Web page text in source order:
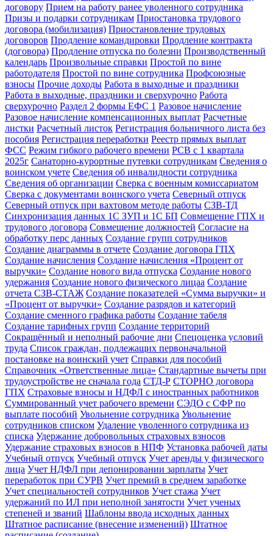
договору Прием на работу ранее уволенного сотрудника
Призы и подарки сотрудникам Приостановка трудового
договора (мобилизация) Приостановление трудовых
договоров Продление командировки Продление контракта
(договора) Продление отпуска по болезни Производственный
календарь Произвольные справки Простой по вине
работодателя Простой по вине сотрудника Профсоюзные
взносы Прочие доходы Работа в выходные и праздники
Работа в выходные, праздники и сверхурочно Работа
сверхурочно Раздел 2 формы ЕФС 1 Разовое начисление
Разовое начисление компенсационных выплат Расчетные
листки Расчетный листок Регистрация больничного листа без
пособия Регистрация переработки Реестр прямых выплат
ФСС Режим гибкого рабочего времени РСВ с 1 квартала
2025г Санаторно-курортные путевки сотрудникам Сведения о
воинском учете Сведения об инвалидности сотрудника
Сведения об организации Сверка с военным комиссариатом
Сверка с документами воинского учета Северный отпуск
Северный отпуск при вахтовом методе работы СЗВ-ТД
Синхронизация данных 1С ЗУП и 1С БП Совмещение ГПХ и
трудового договора Совмещение должностей Согласие на
обработку перс данных Создание групп сотрудников
Создание диаграммы в отчете Создание договора ГПХ
Создание начисления Создание начисления «Процент от
выручки» Создание нового вида отпуска Создание нового
удержания Создание нового физического лицаа Создание
отчета СЗВ-СТАЖ Создание показателей «Сумма выручки» и
«Процент от выручки» Создание разрядов и категорий
Создание сменного графика работы Создание табеля
Создание тарифных групп Создание территорий
Сокращённый и неполный рабочие дни Спецоценка условий
труда Список граждан, подлежащих первоначальной
постановке на воинский учет Справки для пособий
Справочник «Ответственные лица» Стандартные вычеты при
трудоустройстве не сначала года СТД-Р СТОРНО договора
ГПХ Страховые взносы и НДФЛ с иностранных работников
Суммированный учет рабочего времени СЭДО с СФР по
выплате пособий Увольнение сотрудника Увольнение
сотрудников списком Удаление уволенного сотрудника из
списка Удержание добровольных страховых взносов
Удержание страховых взносов в НПФ Установка рабочей даты
Учебный отпуск Учебный отпуск Учет аренды у физического
лица Учет НДФЛ при депонировании зарплаты Учет
переработок при СУРВ Учет премий в среднем заработке
Учет специальностей сотрудников Учет стажа Учет
удержаний по ИЛ при неполной занятости Учет ученых
степеней и званий Шаблоны ввода исходных данных
Штатное расписание (внесение изменений) Штатное